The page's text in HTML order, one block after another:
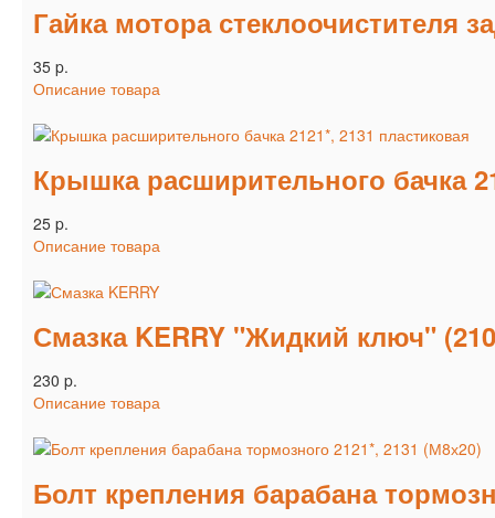
Гайка мотора стеклоочистителя
35 p.
Описание товара
Крышка расширительного бачка
25 p.
Описание товара
Смазка KERRY "Жидкий ключ"
230 p.
Описание товара
Болт крепления барабана